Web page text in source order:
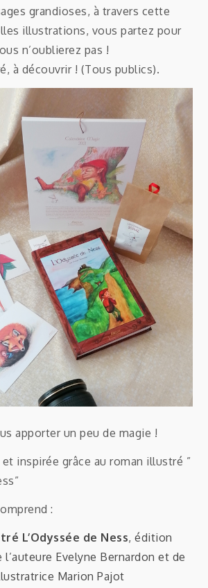
grandioses, à travers cette
illustrations, vous partez pour
n’oublierez pas !
à découvrir ! (Tous publics).
apporter un peu de magie !
inspirée grâce au roman illustré ”
:
L’Odyssée de Ness, édition
l’auteure Evelyne Bernardon et de
Marion Pajot